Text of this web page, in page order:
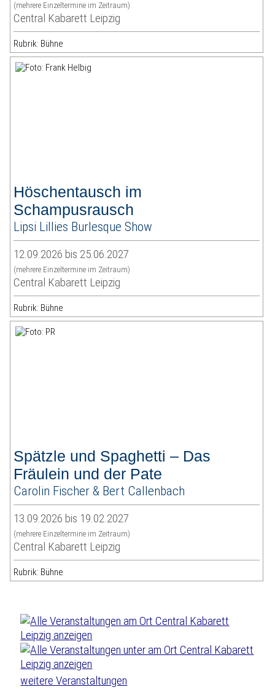
(mehrere Einzeltermine im Zeitraum)
Central Kabarett Leipzig
Rubrik: Bühne
Höschentausch im
Schampusrausch
Lipsi Lillies Burlesque Show
12.09.2026 bis 25.06.2027
(mehrere Einzeltermine im Zeitraum)
Central Kabarett Leipzig
Rubrik: Bühne
Spätzle und Spaghetti – Das
Fräulein und der Pate
Carolin Fischer & Bert Callenbach
13.09.2026 bis 19.02.2027
(mehrere Einzeltermine im Zeitraum)
Central Kabarett Leipzig
Rubrik: Bühne
weitere Veranstaltungen